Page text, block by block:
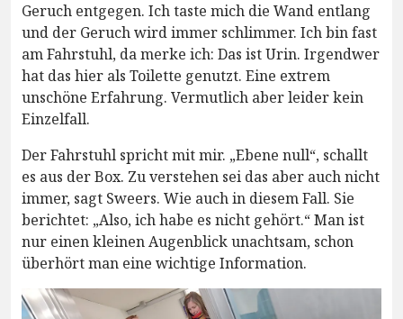
Geruch entgegen. Ich taste mich die Wand entlang
und der Geruch wird immer schlimmer. Ich bin fast
am Fahrstuhl, da merke ich: Das ist Urin. Irgendwer
hat das hier als Toilette genutzt. Eine extrem
unschöne Erfahrung. Vermutlich aber leider kein
Einzelfall.
Der Fahrstuhl spricht mit mir. „Ebene null“, schallt
es aus der Box. Zu verstehen sei das aber auch nicht
immer, sagt Sweers. Wie auch in diesem Fall. Sie
berichtet: „Also, ich habe es nicht gehört.“ Man ist
nur einen kleinen Augenblick unachtsam, schon
überhört man eine wichtige Information.